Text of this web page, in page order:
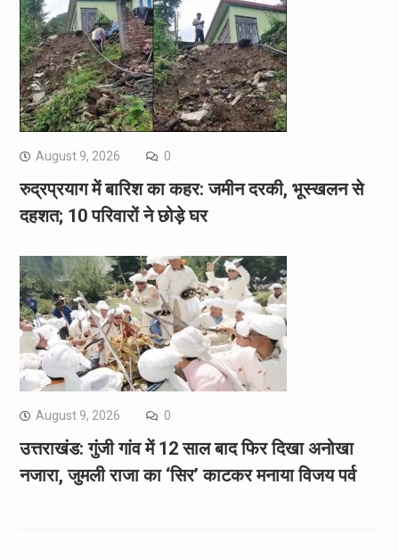
August 9, 2026 0
रुद्रप्रयाग में बारिश का कहर: जमीन दरकी, भूस्खलन से
दहशत; 10 परिवारों ने छोड़े घर
August 9, 2026 0
उत्तराखंड: गुंजी गांव में 12 साल बाद फिर दिखा अनोखा
नजारा, जुमली राजा का ‘सिर’ काटकर मनाया विजय पर्व